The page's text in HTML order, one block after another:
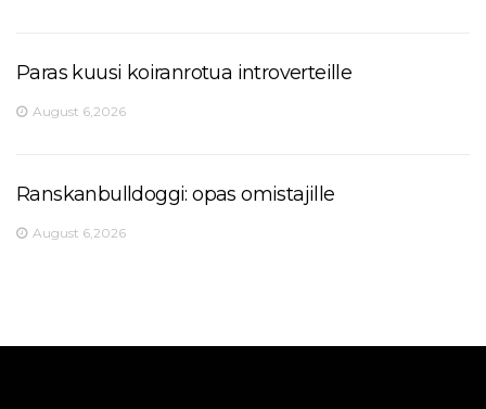
Paras kuusi koiranrotua introverteille
August 6,2026
Ranskanbulldoggi: opas omistajille
August 6,2026